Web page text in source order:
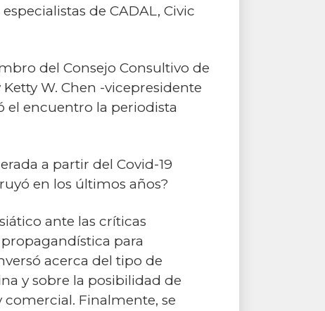
de CADAL, Civic
del Consejo Consultivo de
W. Chen -vicepresidente
el encuentro la periodista
a partir del Covid-19
en los últimos años?
ante las críticas
para
acerca del tipo de
y sobre la posibilidad de
Finalmente, se